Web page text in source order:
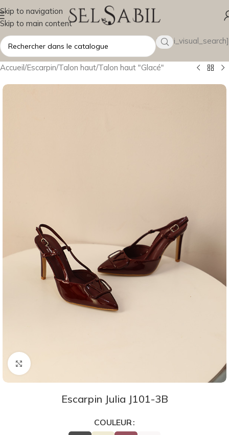
Skip to navigation
Skip to main content
[wsbi_visual_search]
Accueil/Escarpin/Talon haut/Talon haut "Glacé"
Agrandir
Escarpin Julia J101-3B
COULEUR